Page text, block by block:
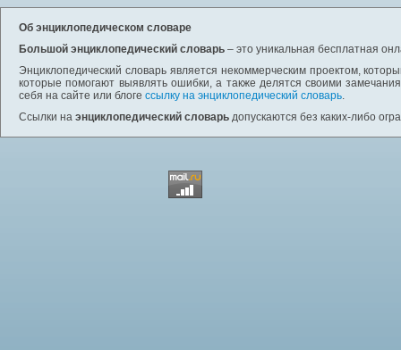
Об энциклопедическом словаре
Большой энциклопедический словарь – это уникальная бесплатная
Энциклопедический словарь является некоммерческим проектом,
которые помогают выявлять ошибки, а также делятся своими
себя на сайте или блоге ссылку на энциклопедический словарь.
Ссылки на энциклопедический словарь допускаются без каких-либо